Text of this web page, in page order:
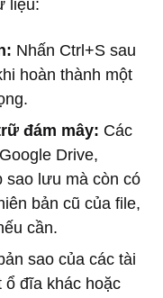
liệu:
Nhấn Ctrl+S sau
hoàn thành một
đám mây: Các
Drive,
sao lưu mà còn có
bản cũ của file,
cần.
sao của các tài
ổ đĩa khác hoặc